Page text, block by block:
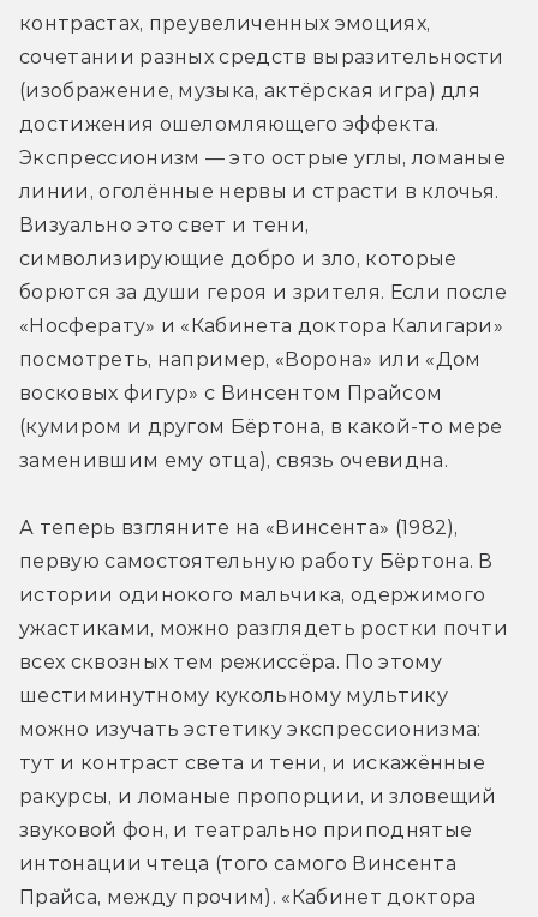
контрастах, преувеличенных эмоциях,
сочетании разных средств выразительности
(изображение, музыка, актёрская игра) для
достижения ошеломляющего эффекта.
Экспрессионизм — это острые углы, ломаные
линии, оголённые нервы и страсти в клочья.
Визуально это свет и тени,
символизирующие добро и зло, которые
борются за души героя и зрителя. Если после
«Носферату» и «Кабинета доктора Калигари»
посмотреть, например, «Ворона» или «Дом
восковых фигур» с Винсентом Прайсом
(кумиром и другом Бёртона, в какой-то мере
заменившим ему отца), связь очевидна.
А теперь взгляните на «Винсента» (1982),
первую самостоятельную работу Бёртона. В
истории одинокого мальчика, одержимого
ужастиками, можно разглядеть ростки почти
всех сквозных тем режиссёра. По этому
шестиминутному кукольному мультику
можно изучать эстетику экспрессионизма:
тут и контраст света и тени, и искажённые
ракурсы, и ломаные пропорции, и зловещий
звуковой фон, и театрально приподнятые
интонации чтеца (того самого Винсента
Прайса, между прочим). «Кабинет доктора